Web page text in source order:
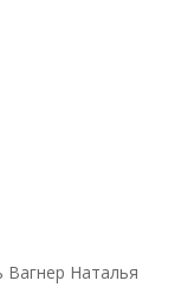
Вагнер Наталья